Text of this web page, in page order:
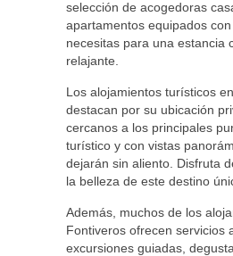
selección de acogedoras
apartamentos equipados
necesitas para una estancia
relajante.
Los alojamientos turísticos
destacan por su ubicación
cercanos a los principales
turístico y con vistas
dejarán sin aliento. Disfruta
la belleza de este destino
Además, muchos de los
Fontiveros ofrecen servicios
excursiones guiadas,